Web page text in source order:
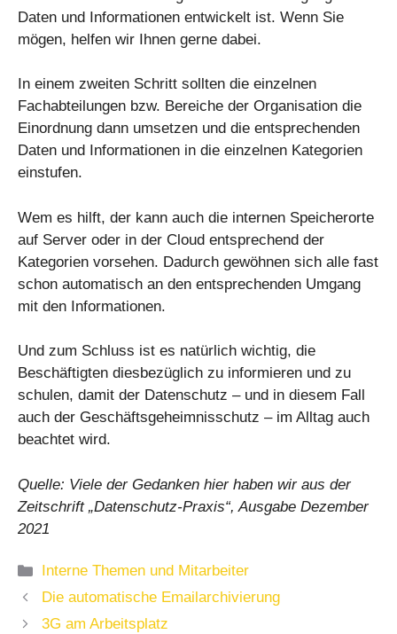
Daten und Informationen entwickelt ist. Wenn Sie
mögen, helfen wir Ihnen gerne dabei.
In einem zweiten Schritt sollten die einzelnen
Fachabteilungen bzw. Bereiche der Organisation die
Einordnung dann umsetzen und die entsprechenden
Daten und Informationen in die einzelnen Kategorien
einstufen.
Wem es hilft, der kann auch die internen Speicherorte
auf Server oder in der Cloud entsprechend der
Kategorien vorsehen. Dadurch gewöhnen sich alle fast
schon automatisch an den entsprechenden Umgang
mit den Informationen.
Und zum Schluss ist es natürlich wichtig, die
Beschäftigten diesbezüglich zu informieren und zu
schulen, damit der Datenschutz – und in diesem Fall
auch der Geschäftsgeheimnisschutz – im Alltag auch
beachtet wird.
Quelle: Viele der Gedanken hier haben wir aus der
Zeitschrift „Datenschutz-Praxis“, Ausgabe Dezember
2021
Kategorien
Interne Themen und Mitarbeiter
Die automatische Emailarchivierung
3G am Arbeitsplatz